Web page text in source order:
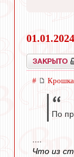
Закрыто
#
По
....
Что из